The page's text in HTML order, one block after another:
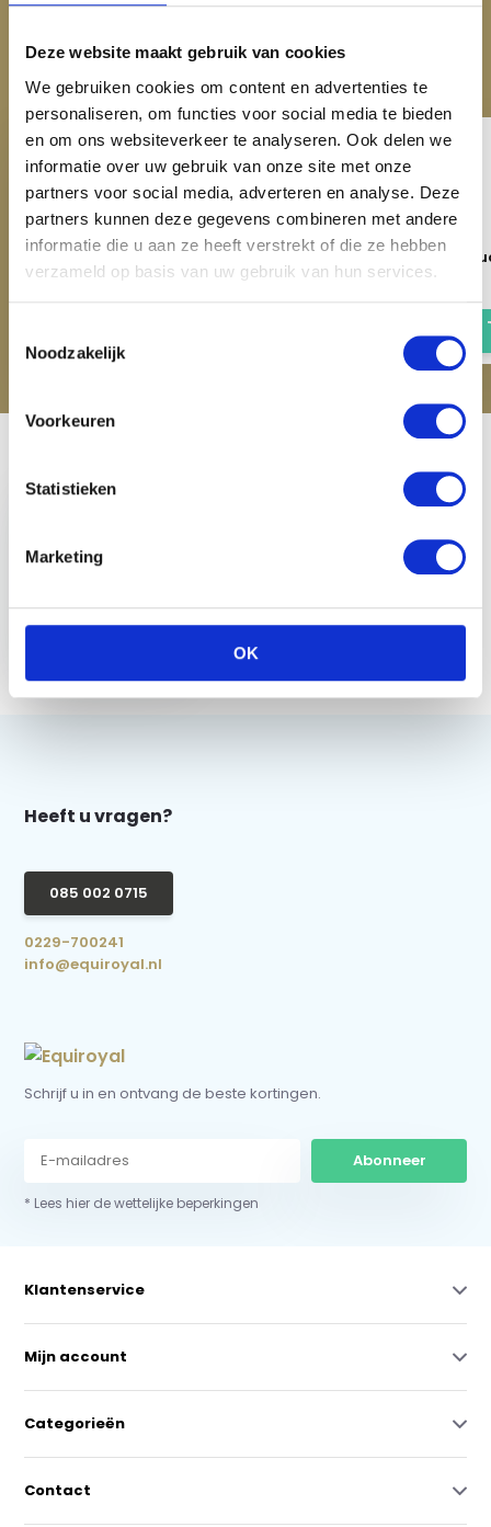
Deze website maakt gebruik van cookies
We gebruiken cookies om content en advertenties te
personaliseren, om functies voor social media te bieden
en om ons websiteverkeer te analyseren. Ook delen we
informatie over uw gebruik van onze site met onze
partners voor social media, adverteren en analyse. Deze
partners kunnen deze gegevens combineren met andere
informatie die u aan ze heeft verstrekt of die ze hebben
verzameld op basis van uw gebruik van hun services.
Noodzakelijk
Voorkeuren
Statistieken
Marketing
OK
Maak je aankoop compleet
QHP Staart & Manen Borstel -
Fuchsia
Rijzweep Bambini -
QHP Beloningstas -
Fucsia
Heeft u vragen?
085 002 0715
0229-700241
info@equiroyal.nl
Schrijf u in en ontvang de beste kortingen.
Abonneer
* Lees hier de wettelijke beperkingen
Klantenservice
Mijn account
Categorieën
Contact